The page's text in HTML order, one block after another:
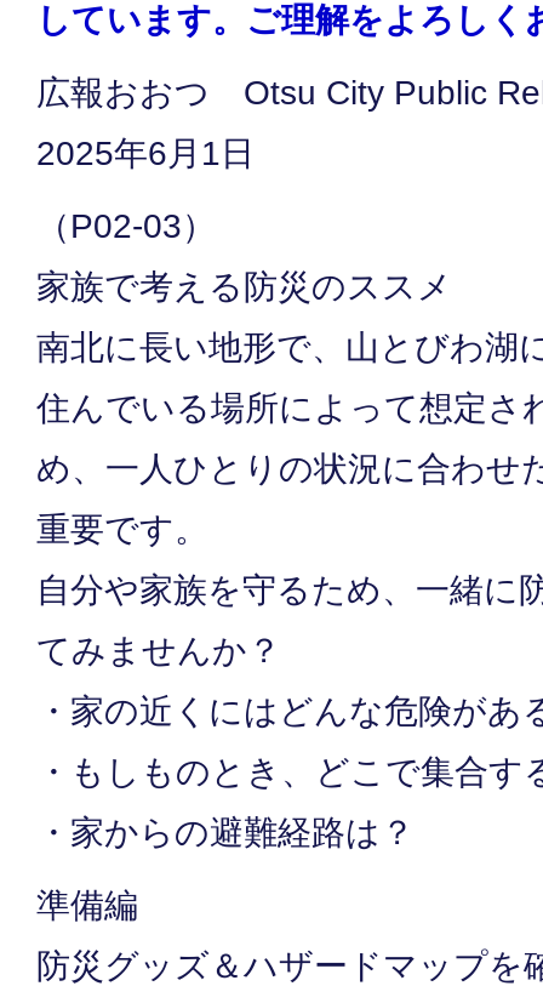
しています。ご理解をよろしく
広報おおつ Otsu City Public
2025年6月1日
（P02-03）
家族で考える防災のススメ
南北に長い地形で、山とびわ湖
住んでいる場所によって想定さ
め、一人ひとりの状況に合わせ
重要です。
自分や家族を守るため、一緒に
てみませんか？
・家の近くにはどんな危険があ
・もしものとき、どこで集合す
・家からの避難経路は？
準備編
防災グッズ＆ハザードマップを